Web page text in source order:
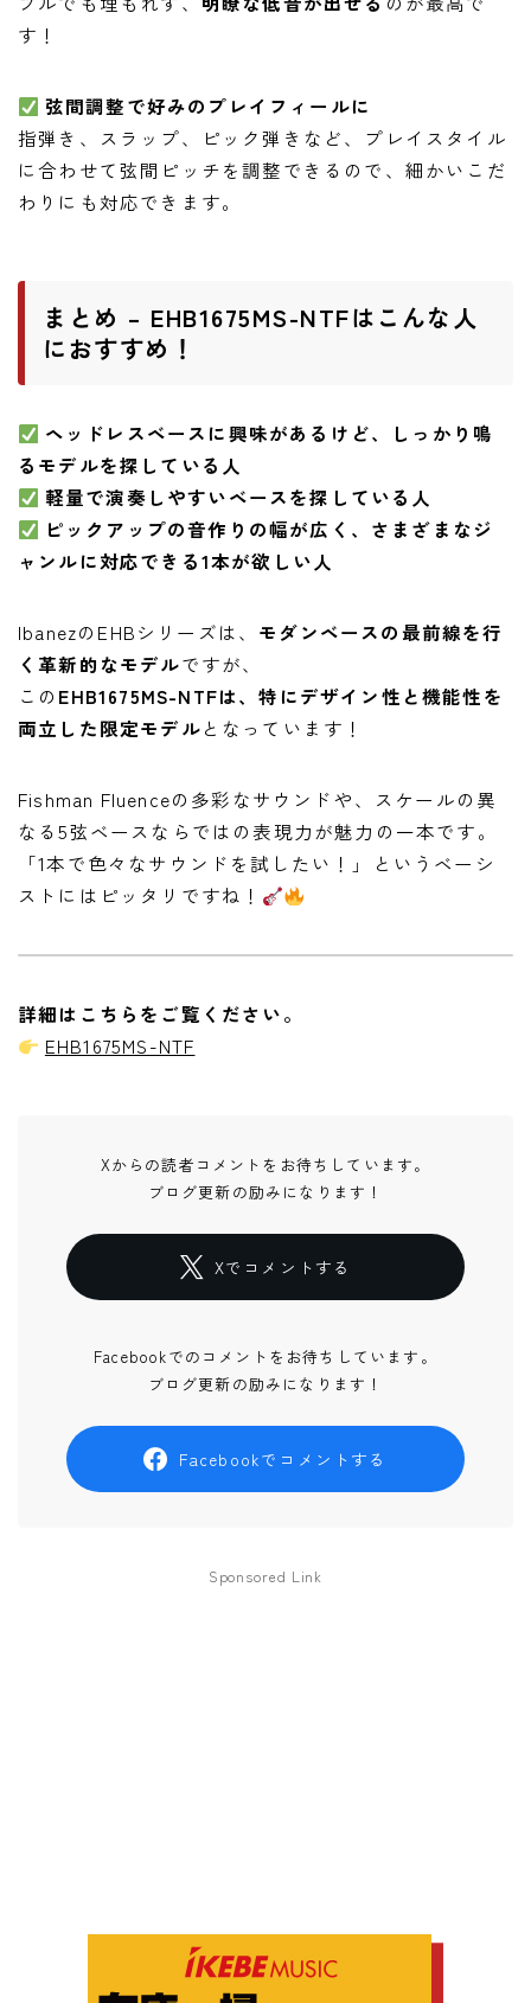
す！
弦間調整で好みのプレイフィールに
指弾き、スラップ、ピック弾きなど、プレイスタイル
に合わせて弦間ピッチを調整できるので、細かいこだ
わりにも対応できます。
まとめ – EHB1675MS-NTFはこんな人
におすすめ！
ヘッドレスベースに興味があるけど、しっかり鳴
るモデルを探している人
軽量で演奏しやすいベースを探している人
ピックアップの音作りの幅が広く、さまざまなジ
ャンルに対応できる1本が欲しい人
IbanezのEHBシリーズは、 モダンベースの最前線を行
く革新的なモデルですが、
この EHB1675MS-NTFは、特にデザイン性と機能性を
両立した限定モデルとなっています！
Fishman Fluenceの多彩なサウンドや、スケールの異
なる5弦ベースならではの表現力が魅力の一本です。
「1本で色々なサウンドを試したい！」というベーシ
ストにはピッタリですね！
詳細はこちらをご覧ください。
EHB1675MS-NTF
Xからの読者コメントをお待ちしています。
ブログ更新の励みになります！
Xでコメントする
Facebookでのコメントをお待ちしています。
ブログ更新の励みになります！
Facebookでコメントする
Sponsored Link